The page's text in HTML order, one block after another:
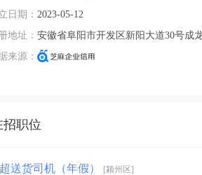
日期： 2023-05-12
地址： 安徽省阜阳市开发区新阳大道30号成
来源：
招职位
送货司机（年假） [颍州区]